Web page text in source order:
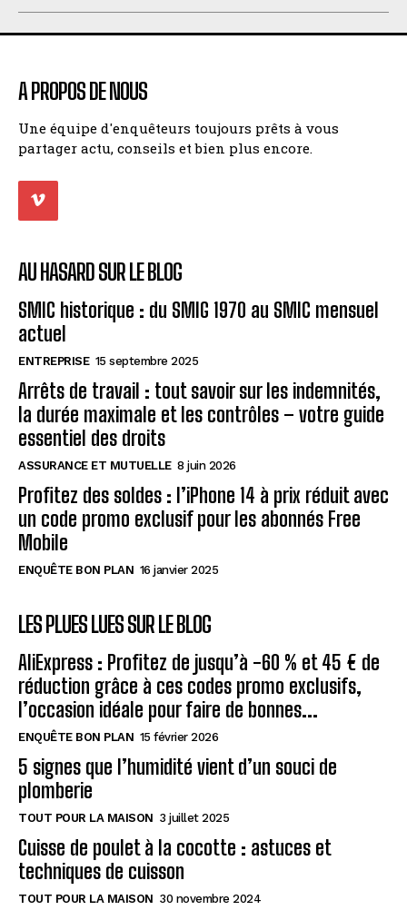
A PROPOS DE NOUS
Une équipe d'enquêteurs toujours prêts à vous
partager actu, conseils et bien plus encore.
AU HASARD SUR LE BLOG
SMIC historique : du SMIG 1970 au SMIC mensuel
actuel
ENTREPRISE 15 septembre 2025
Arrêts de travail : tout savoir sur les indemnités,
la durée maximale et les contrôles – votre guide
essentiel des droits
ASSURANCE ET MUTUELLE 8 juin 2026
Profitez des soldes : l’iPhone 14 à prix réduit avec
un code promo exclusif pour les abonnés Free
Mobile
ENQUÊTE BON PLAN 16 janvier 2025
LES PLUES LUES SUR LE BLOG
AliExpress : Profitez de jusqu’à -60 % et 45 € de
réduction grâce à ces codes promo exclusifs,
l’occasion idéale pour faire de bonnes...
ENQUÊTE BON PLAN 15 février 2026
5 signes que l’humidité vient d’un souci de
plomberie
TOUT POUR LA MAISON 3 juillet 2025
Cuisse de poulet à la cocotte : astuces et
techniques de cuisson
TOUT POUR LA MAISON 30 novembre 2024